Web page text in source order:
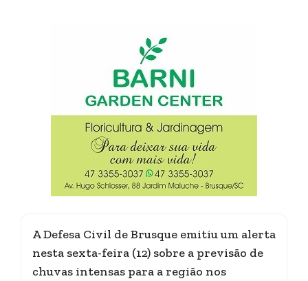
A Defesa Civil de Brusque emitiu um alerta
nesta sexta-feira (12) sobre a previsão de
chuvas intensas para a região nos